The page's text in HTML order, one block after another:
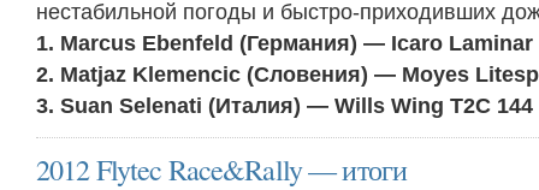
нестабильной погоды и быстро-приходивших
1. Marcus Ebenfeld (Германия) — Icaro Laminar
2. Matjaz Klemencic (Словения) — Moyes
3. Suan Selenati (Италия) — Wills Wing T2C 144
2012 Flytec Race&Rally — итоги